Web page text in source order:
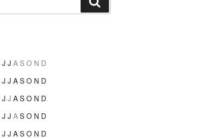
J J A S O N D
J J A S O N D
J J A S O N D
J J A S O N D
J J A S O N D